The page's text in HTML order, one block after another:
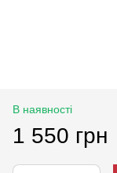
В наявності
1 550 грн